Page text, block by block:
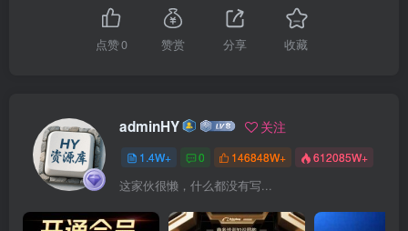
点赞0 赞赏 分享 收藏
adminHY 关注
1.4W+ 0 146848W+ 612085W+
这家伙很懒，什么都没有写...